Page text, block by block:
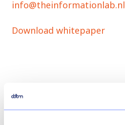
info@theinformationlab.nl
Download whitepaper
Delen